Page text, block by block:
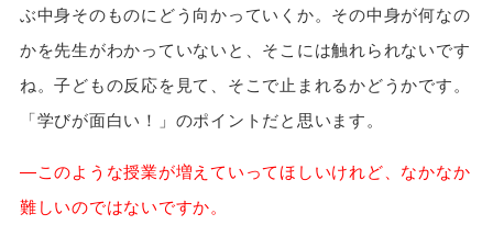
ぶ中身そのものにどう向かっていくか。その中身が何なの
かを先生がわかっていないと、そこには触れられないです
ね。子どもの反応を見て、そこで止まれるかどうかです。
「学びが面白い！」のポイントだと思います。
—このような授業が増えていってほしいけれど、なかなか
難しいのではないですか。